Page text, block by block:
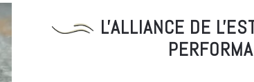
L'ALLIANCE DE